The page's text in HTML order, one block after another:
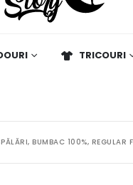
TRICOURI
BUMBAC 100%, REGULAR